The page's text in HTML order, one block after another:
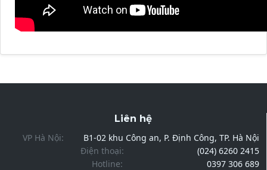
Liên hệ
VP Hà Nội:
B1-02 khu Công an, P. Định Công, TP. Hà Nội
Điện thoại:
(024) 6260 2415
Hotline:
0397 306 689